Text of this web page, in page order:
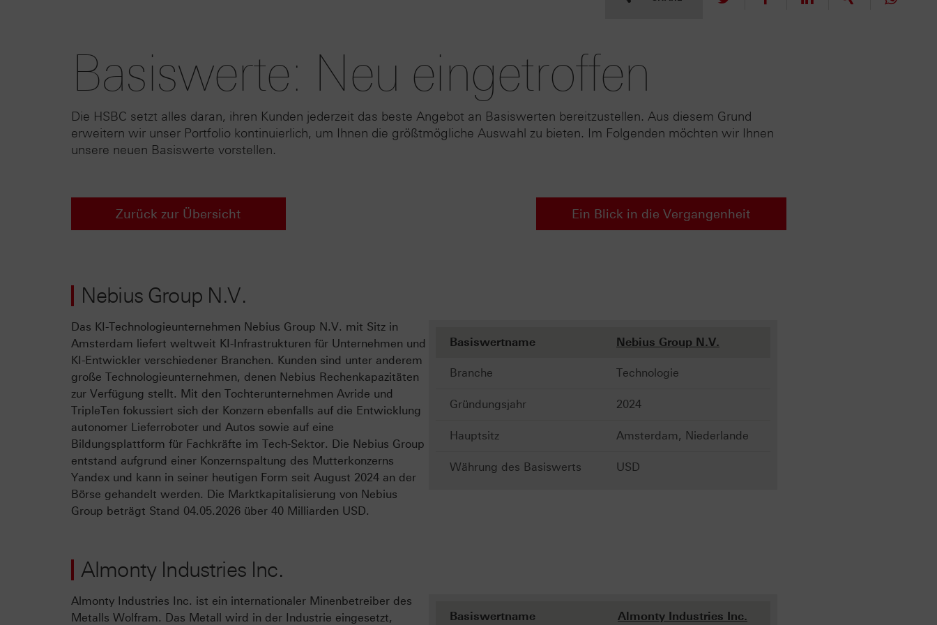
Basiswerte: Neu eingetroffen
Die HSBC setzt alles daran, ihren Kunden jederzeit das beste Angebot an Basiswerten bereitzustellen. Aus diesem Grund
erweitern wir unser Portfolio kontinuierlich, um Ihnen die größtmögliche Auswahl zu bieten. Im Folgenden möchten wir Ihnen
unsere neuen Basiswerte vorstellen.
Zurück zur Übersicht Ein Blick in die Vergangenheit
Nebius Group N.V.
Das KI-Technologieunternehmen Nebius Group N.V. mit Sitz in
Amsterdam liefert weltweit KI-Infrastrukturen für Unternehmen und
KI-Entwickler verschiedener Branchen. Kunden sind unter anderem
große Technologieunternehmen, denen Nebius Rechenkapazitäten
zur Verfügung stellt. Mit den Tochterunternehmen Avride und
TripleTen fokussiert sich der Konzern ebenfalls auf die Entwicklung
autonomer Lieferroboter und Autos sowie auf eine
Bildungsplattform für Fachkräfte im Tech-Sektor. Die Nebius Group
entstand aufgrund einer Konzernspaltung des Mutterkonzerns
Yandex und kann in seiner heutigen Form seit August 2024 an der
Börse gehandelt werden. Die Marktkapitalisierung von Nebius
Group beträgt Stand 04.05.2026 über 40 Milliarden USD.
Basiswertname Nebius Group N.V.
Branche Technologie
Gründungsjahr 2024
Hauptsitz Amsterdam, Niederlande
Währung des Basiswerts USD
Almonty Industries Inc.
Almonty Industries Inc. ist ein internationaler Minenbetreiber des
Metalls Wolfram. Das Metall wird in der Industrie eingesetzt,
Basiswertname Almonty Industries Inc.